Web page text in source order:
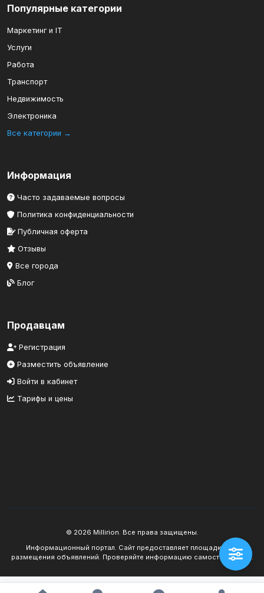
Популярные категории
Маркетинг и IT
Услуги
Работа
Транспорт
Недвижимость
Электроника
Все категории →
Информация
Часто задаваемые вопросы
Политика конфиденциальности
Публичная оферта
Отзывы
Все города
Блог
Продавцам
Регистрация
Разместить объявление
Войти в кабинет
Тарифы и цены
© 2026 Millirion. Все права защищены.
Информационный портал. Сайт предоставляет площадку для
размещения объявлений. Проверяйте информацию самостоятельно.